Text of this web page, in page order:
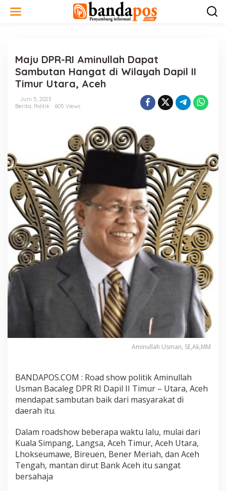
Maju DPR-RI Aminullah Dapat
Sambutan Hangat di Wilayah Dapil II
Timur Utara, Aceh
Juni 5, 2023
Berita, Politik 605 Views
Aminullah Usman, SE,Ak,MM
BANDAPOS.COM : Road show politik Aminullah
Usman Bacaleg DPR RI Dapil II Timur – Utara, Aceh
mendapat sambutan baik dari masyarakat di
daerah itu.
Dalam roadshow beberapa waktu lalu, mulai dari
Kuala Simpang, Langsa, Aceh Timur, Aceh Utara,
Lhokseumawe, Bireuen, Bener Meriah, dan Aceh
Tengah, mantan dirut Bank Aceh itu sangat
bersahaja